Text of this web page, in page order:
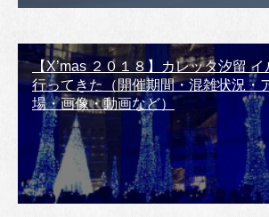
【X’mas ２０１８】カレッタ汐留
行ってきた（開催期間・混雑状況・
場・画像・動画など）